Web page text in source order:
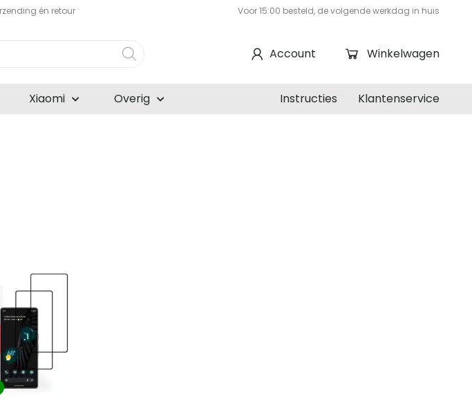
én retour Voor 15:00 besteld, de volgende werkdag in huis
Winkelwagen
Account
Xiaomi Overig Klantenservice
Instructies